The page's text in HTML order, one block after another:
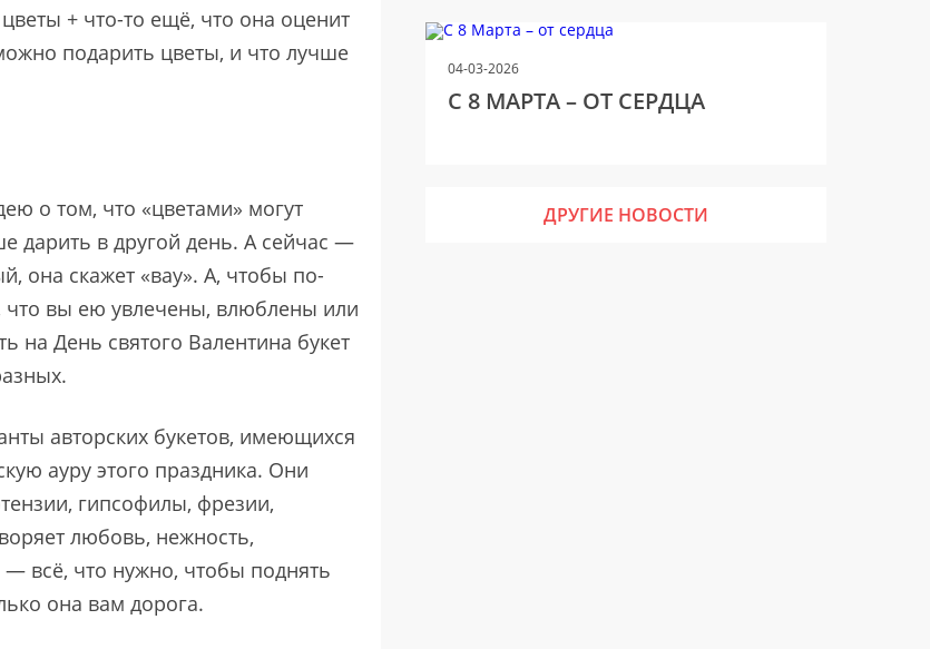
+ что-то ещё, что она оценит
подарить цветы, и что лучше
о том, что «цветами» могут
дарить в другой день. А сейчас —
она скажет «вау». А, чтобы по-
вы ею увлечены, влюблены или
на День святого Валентина букет
авторских букетов, имеющихся
ауру этого праздника. Они
гипсофилы, фрезии,
любовь, нежность,
всё, что нужно, чтобы поднять
она вам дорога.
04-03-2026
С 8 МАРТА – ОТ СЕРДЦА
ДРУГИЕ НОВОСТИ